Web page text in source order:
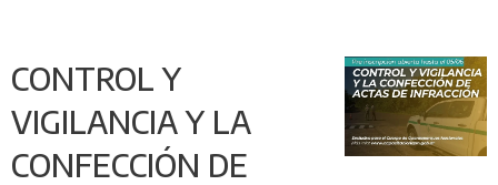
CONTROL Y
VIGILANCIA Y LA
CONFECCIÓN DE